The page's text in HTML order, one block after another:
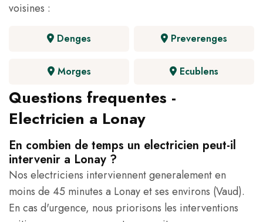
voisines :
Denges Preverenges
Morges Ecublens
Questions frequentes -
Electricien a Lonay
En combien de temps un electricien peut-il
intervenir a Lonay ?
Nos electriciens interviennent generalement en
moins de 45 minutes a Lonay et ses environs (Vaud).
En cas d'urgence, nous priorisons les interventions